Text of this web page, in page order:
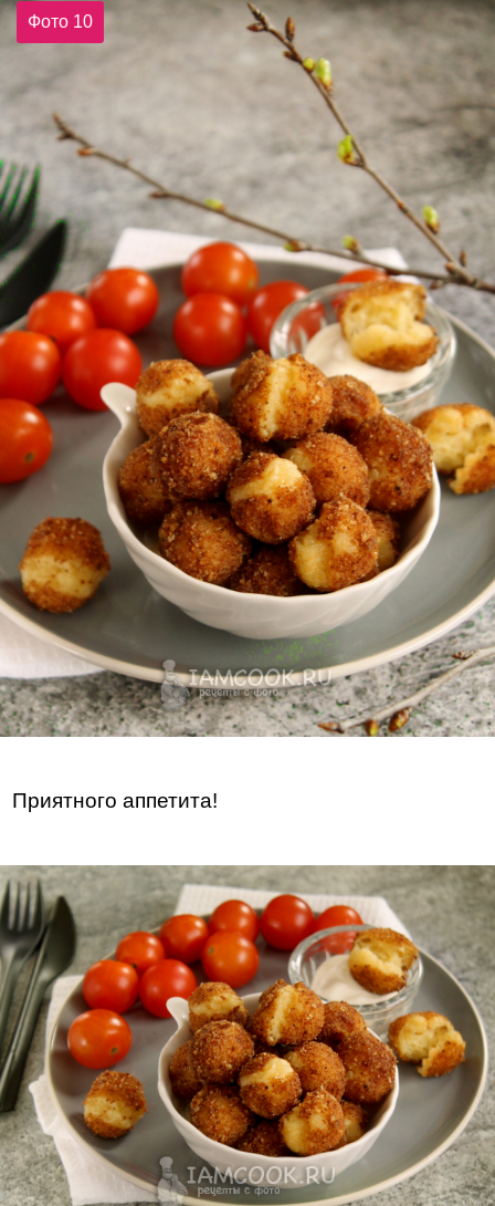
Фото 10
Приятного аппетита!